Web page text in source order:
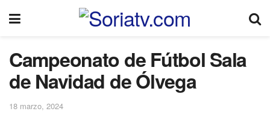
Campeonato de Fútbol Sala
de Navidad de Ólvega
18 marzo, 2024